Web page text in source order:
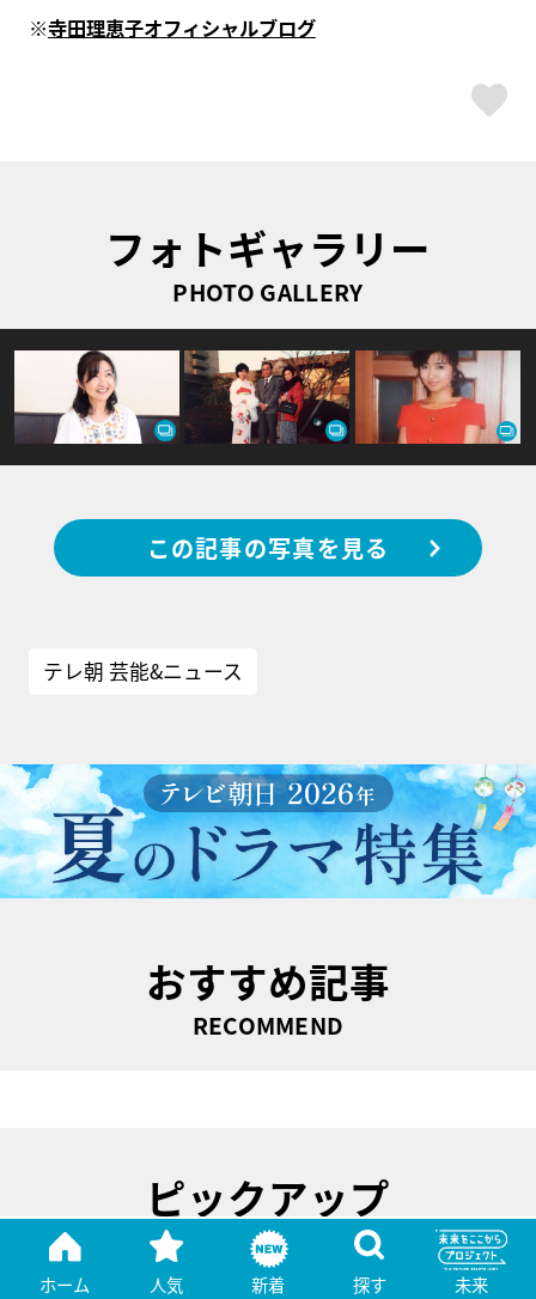
※寺田理恵子オフィシャルブログ
フォトギャラリー
PHOTO GALLERY
この記事の写真を見る
テレ朝 芸能&ニュース
おすすめ記事
RECOMMEND
ピックアップ
PICK UP
ホーム 人気 新着 探す 未来